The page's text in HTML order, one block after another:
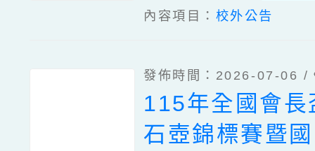
內容項目： 校外公告
發佈時間：2026-07-06 /
115年全國會長
石壺錦標賽暨